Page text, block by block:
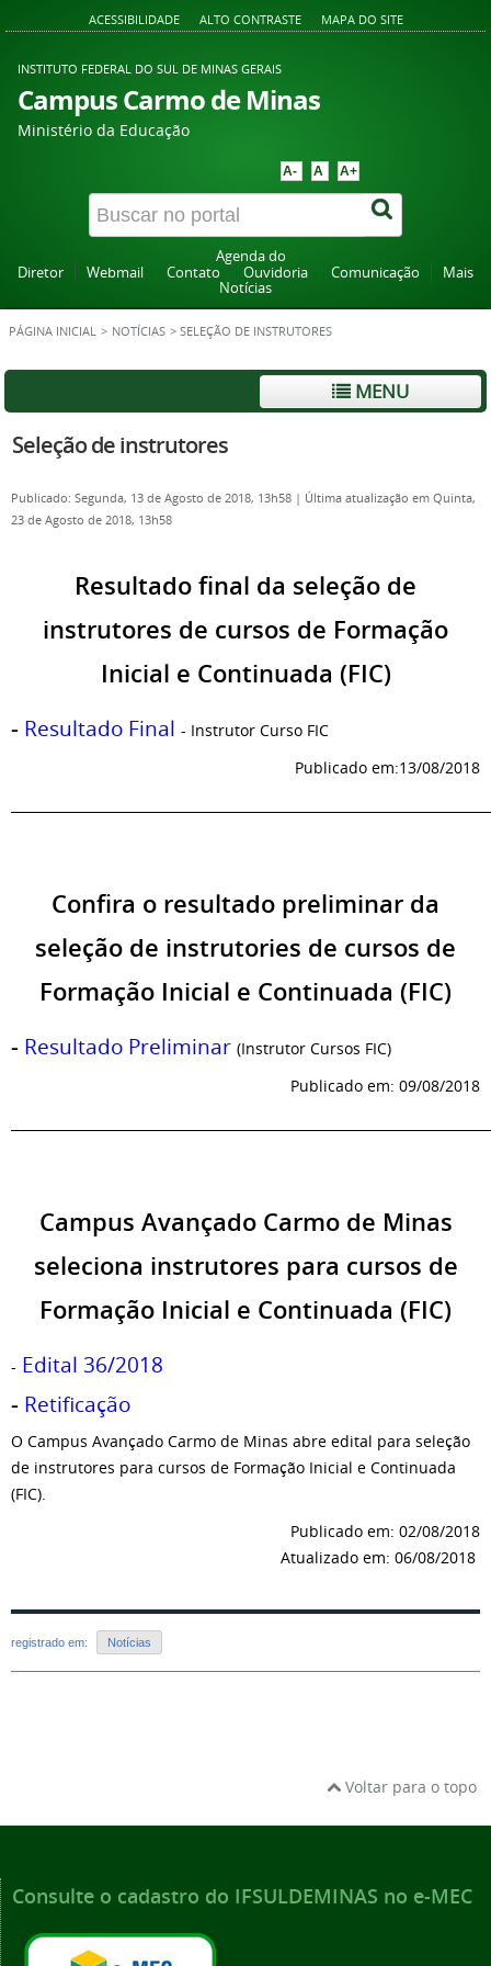
ACESSIBILIDADE ALTO CONTRASTE MAPA DO SITE
INSTITUTO FEDERAL DO SUL DE MINAS GERAIS
Campus Carmo de Minas
Ministério da Educação
A- A A+
Agenda do
Diretor
Webmail Contato Ouvidoria Comunicação
Mais
Notícias
PÁGINA INICIAL > NOTÍCIAS > SELEÇÃO DE INSTRUTORES
MENU
Seleção de instrutores
Publicado: Segunda, 13 de Agosto de 2018, 13h58 | Última atualização em Quinta,
23 de Agosto de 2018, 13h58
Resultado final da seleção de
instrutores de cursos de Formação
Inicial e Continuada (FIC)
- Resultado Final - Instrutor Curso FIC
Publicado em:13/08/2018
Confira o resultado preliminar da
seleção de instrutories de cursos de
Formação Inicial e Continuada (FIC)
- Resultado Preliminar (Instrutor Cursos FIC)
Publicado em: 09/08/2018
Campus Avançado Carmo de Minas
seleciona instrutores para cursos de
Formação Inicial e Continuada (FIC)
- Edital 36/2018
- Retificação
O Campus Avançado Carmo de Minas abre edital para seleção
de instrutores para cursos de Formação Inicial e Continuada
(FIC).
Publicado em: 02/08/2018
Atualizado em: 06/08/2018
registrado em: Notícias
Voltar para o topo
Consulte o cadastro do IFSULDEMINAS no e-MEC